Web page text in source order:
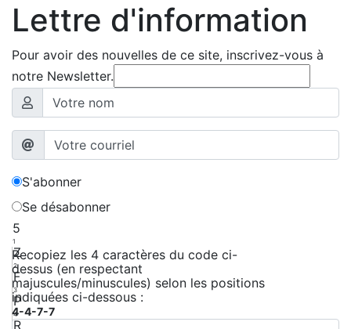
Lettre d'information
Pour avoir des nouvelles de ce site, inscrivez-vous à
notre Newsletter.
S'abonner
Se désabonner
5
1
Z
2
F
3
P
4
R
Recopiez les 4 caractères du code ci-
dessus (en respectant
majuscules/minuscules) selon les positions
indiquées ci-dessous :
4-4-7-7